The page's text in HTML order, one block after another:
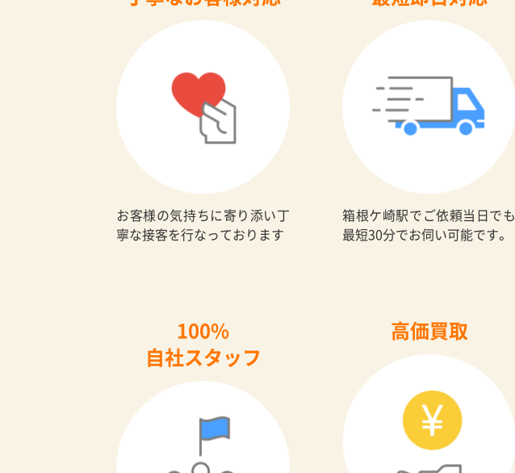
お客様の気持ちに寄り添い丁
寧な接客を行なっております
箱根ケ崎駅でご依頼当日でも
最短30分でお伺い可能です。
100%
自社スタッフ
高価買取